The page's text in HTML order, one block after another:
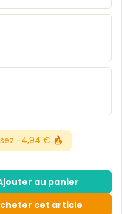
-4,94 € 🔥
au panier
cet article